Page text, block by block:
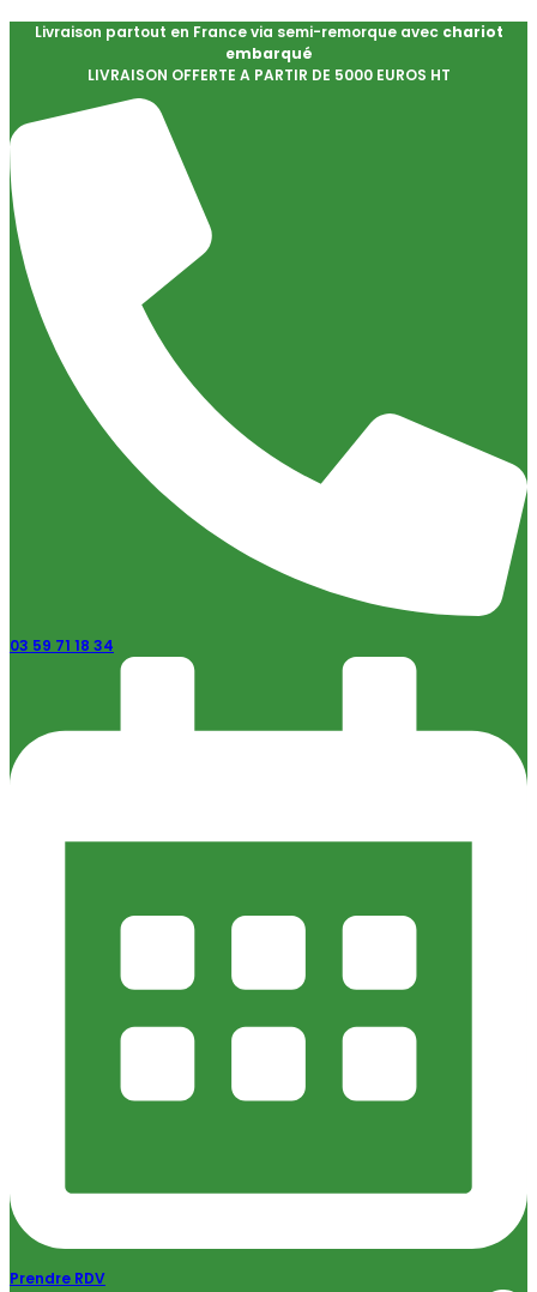
Livraison partout en France via semi-remorque avec chariot
embarqué
LIVRAISON OFFERTE A PARTIR DE 5000 EUROS HT
03 59 71 18 34
Prendre RDV